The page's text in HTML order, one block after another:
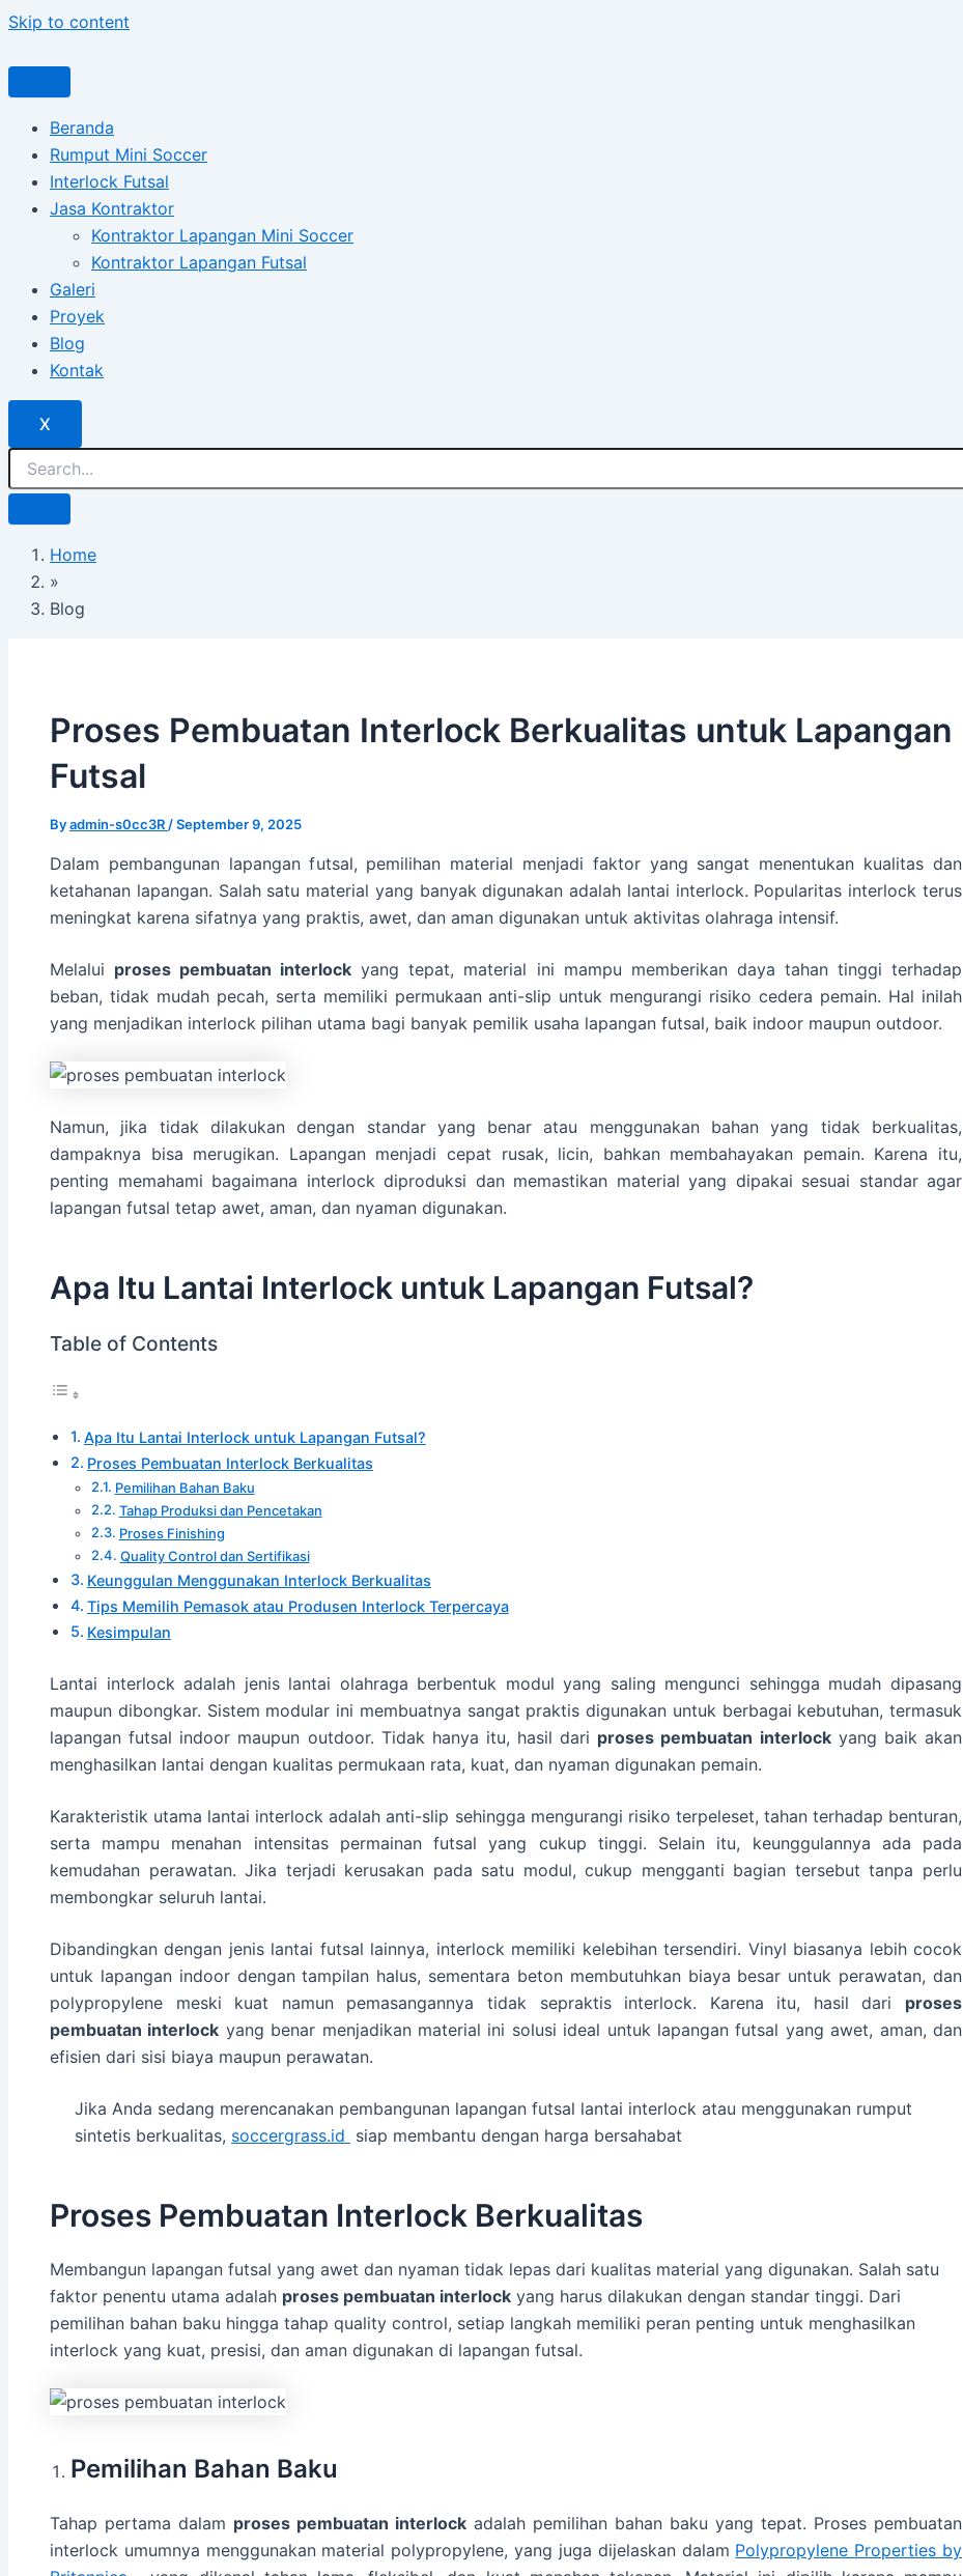
Skip to content
Beranda
Rumput Mini Soccer
Interlock Futsal
Jasa Kontraktor
Kontraktor Lapangan Mini Soccer
Kontraktor Lapangan Futsal
Galeri
Proyek
Blog
Kontak
X
Home
»
Blog
Proses Pembuatan Interlock Berkualitas untuk Lapangan
Futsal
Byadmin-s0cc3R /September 9, 2025
Dalam pembangunan lapangan futsal, pemilihan material menjadi faktor yang sangat menentukan kualitas dan
ketahanan lapangan. Salah satu material yang banyak digunakan adalah lantai interlock. Popularitas interlock terus
meningkat karena sifatnya yang praktis, awet, dan aman digunakan untuk aktivitas olahraga intensif.
Melalui proses pembuatan interlock yang tepat, material ini mampu memberikan daya tahan tinggi terhadap
beban, tidak mudah pecah, serta memiliki permukaan anti-slip untuk mengurangi risiko cedera pemain. Hal inilah
yang menjadikan interlock pilihan utama bagi banyak pemilik usaha lapangan futsal, baik indoor maupun outdoor.
Namun, jika tidak dilakukan dengan standar yang benar atau menggunakan bahan yang tidak berkualitas,
dampaknya bisa merugikan. Lapangan menjadi cepat rusak, licin, bahkan membahayakan pemain. Karena itu,
penting memahami bagaimana interlock diproduksi dan memastikan material yang dipakai sesuai standar agar
lapangan futsal tetap awet, aman, dan nyaman digunakan.
Apa Itu Lantai Interlock untuk Lapangan Futsal?
Table of Contents
Apa Itu Lantai Interlock untuk Lapangan Futsal?
Proses Pembuatan Interlock Berkualitas
Pemilihan Bahan Baku
Tahap Produksi dan Pencetakan
Proses Finishing
Quality Control dan Sertifikasi
Keunggulan Menggunakan Interlock Berkualitas
Tips Memilih Pemasok atau Produsen Interlock Terpercaya
Kesimpulan
Lantai interlock adalah jenis lantai olahraga berbentuk modul yang saling mengunci sehingga mudah dipasang
maupun dibongkar. Sistem modular ini membuatnya sangat praktis digunakan untuk berbagai kebutuhan, termasuk
lapangan futsal indoor maupun outdoor. Tidak hanya itu, hasil dari proses pembuatan interlockyang baik akan
menghasilkan lantai dengan kualitas permukaan rata, kuat, dan nyaman digunakan pemain.
Karakteristik utama lantai interlock adalah anti-slip sehingga mengurangi risiko terpeleset, tahan terhadap benturan,
serta mampu menahan intensitas permainan futsal yang cukup tinggi. Selain itu, keunggulannya ada pada
kemudahan perawatan. Jika terjadi kerusakan pada satu modul, cukup mengganti bagian tersebut tanpa perlu
membongkar seluruh lantai.
Dibandingkan dengan jenis lantai futsal lainnya, interlock memiliki kelebihan tersendiri. Vinyl biasanya lebih cocok
untuk lapangan indoor dengan tampilan halus, sementara beton membutuhkan biaya besar untuk perawatan, dan
polypropylene meski kuat namun pemasangannya tidak sepraktis interlock. Karena itu, hasil dari proses
pembuatan interlock yang benar menjadikan material ini solusi ideal untuk lapangan futsal yang awet, aman, dan
efisien dari sisi biaya maupun perawatan.
Jika Anda sedang merencanakan pembangunan lapangan futsal lantai interlock atau menggunakan rumput
sintetis berkualitas, soccergrass.id siap membantu dengan harga bersahabat
Proses Pembuatan Interlock Berkualitas
Membangun lapangan futsal yang awet dan nyaman tidak lepas dari kualitas material yang digunakan. Salah satu
faktor penentu utama adalah proses pembuatan interlock yang harus dilakukan dengan standar tinggi. Dari
pemilihan bahan baku hingga tahap quality control, setiap langkah memiliki peran penting untuk menghasilkan
interlock yang kuat, presisi, dan aman digunakan di lapangan futsal.
Pemilihan Bahan Baku
Tahap pertama dalam proses pembuatan interlock adalah pemilihan bahan baku yang tepat. Proses pembuatan
interlock umumnya menggunakan material polypropylene, yang juga dijelaskan dalam Polypropylene Properties by